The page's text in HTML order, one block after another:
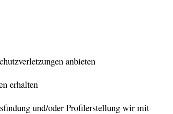
anbieten
erhalten
und/oder Profilerstellung wir mit